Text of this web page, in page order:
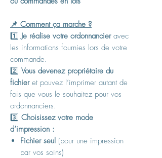
📌 Comment ça marche ?
1️⃣Je réalise votre ordonnancieravec
les informations fournies lors de votre
commande.
2️⃣ Vous devenez propriétaire du
fichieret pouvez l’imprimer autant de
fois que vous le souhaitez pour vos
ordonnanciers.
3️⃣ Choisissez votre mode
d’impression :
Fichier seul (pour une impression
par vos soins)